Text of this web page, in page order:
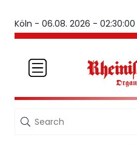
Köln - 06.08. 2026 - 02:30:00